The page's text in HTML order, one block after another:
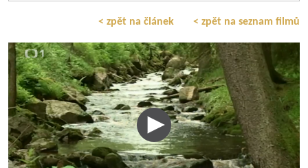
< zpět na článek < zpět na seznam filmů